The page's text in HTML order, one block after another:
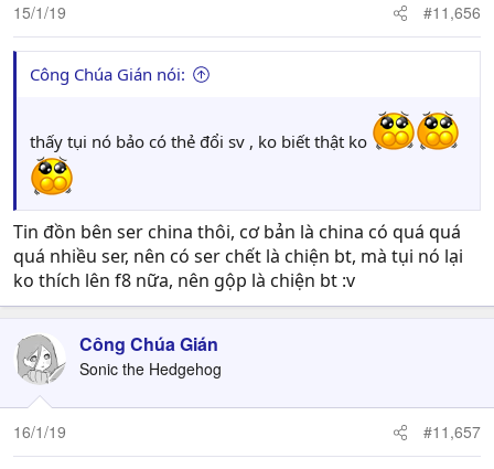
15/1/19 #11,656
Công Chúa Gián nói:
thấy tụi nó bảo có thẻ đổi sv , ko biết thật ko
Tin đồn bên ser china thôi, cơ bản là china có quá quá
quá nhiều ser, nên có ser chết là chiện bt, mà tụi nó lại
ko thích lên f8 nữa, nên gộp là chiện bt :v
Công Chúa Gián
Sonic the Hedgehog
16/1/19 #11,657